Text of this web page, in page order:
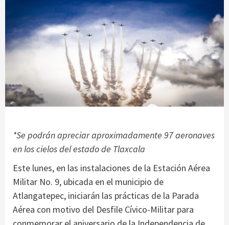
*Se podrán apreciar aproximadamente 97 aeronaves
en los cielos del estado de Tlaxcala
Este lunes, en las instalaciones de la Estación Aérea
Militar No. 9, ubicada en el municipio de
Atlangatepec, iniciarán las prácticas de la Parada
Aérea con motivo del Desfile Cívico-Militar para